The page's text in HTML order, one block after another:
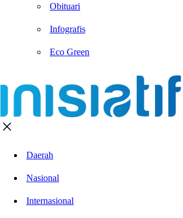
Obituari
Infografis
Eco Green
Daerah
Nasional
Internasional